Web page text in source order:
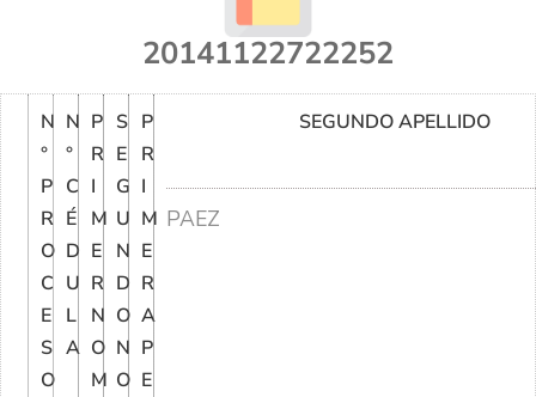
20141122722252
N
°
P
R
O
C
E
S
O
N
°
C
É
D
U
L
A
P
R
I
M
E
R
N
O
M
S
E
G
U
N
D
O
N
O
P
R
I
M
E
R
A
P
E
SEGUNDO APELLIDO
PAEZ